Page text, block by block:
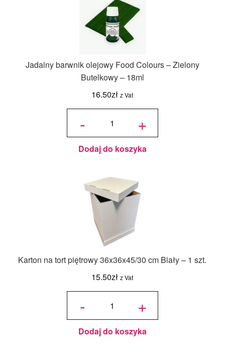
Jadalny barwnik olejowy Food Colours – Zielony
Butelkowy – 18ml
16.50zł z Vat
-
ilość
olejowy
Food
Colours -
Zielony
Butelkowy
+
Dodaj do koszyka
Karton na tort piętrowy 36x36x45/30 cm Biały – 1 szt.
15.50zł z Vat
-
ilość Karton
36x36x45/30
cm Biały - 1
szt. +
Dodaj do koszyka